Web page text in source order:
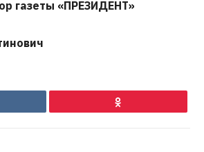
газеты «ПРЕЗИДЕНТ»
Ok